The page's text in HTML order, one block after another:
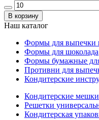
В корзину
Наш каталог
Формы для выпечки
Формы для шоколада
Формы бумажные
Противни для
Кондитерские
Кондитерские мешки
Решетки
Кондитерская